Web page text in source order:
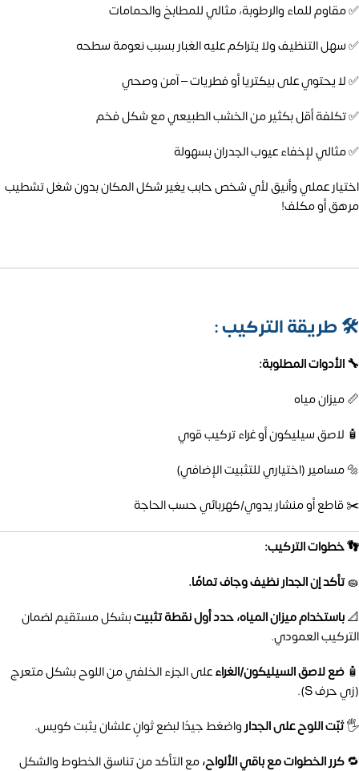
✅ مقاوم للماء والرطوبة، مثالي للمطابخ والحمامات
✅ سهل التنظيف ولا يتراكم عليه الغبار بسبب نعومة سطحه
✅ لا يحتوي على بيكتريا أو فطريات – آمن وصحي
✅ تكلفة أقل بكثير من الخشب الطبيعي مع شكل فخم
✅ مثالي لإخفاء عيوب الجدران بسهولة
اختيار عملي وأنيق لأي شخص حابب يغير شكل المكان بدون شغل تشطيب
مرهق أو مكلف!
🛠️طريقة التركيب :
🔧 الأدوات المطلوبة:
📏 ميزان مياه
🧴 لاصق سيليكون أو غراء تركيب قوي
🔩 مسامير (اختياري للتثبيت الإضافي)
✂️ قاطع أو منشار يدوي/كهربائي حسب الحاجة
👣 خطوات التركيب:
🧽تأكد إن الجدار نظيف وجاف تمامًا.
📐باستخدام ميزان المياه، حدد أول نقطة تثبيتبشكل مستقيم لضمان
التركيب العمودي.
🧴 ضع لاصق السيليكون/الغراءعلى الجزء الخلفي من اللوح بشكل متعرج
(زي حرف S).
🖐️ثبّت اللوح على الجدارواضغط جيدًا لبضع ثوانٍ علشان يثبت كويس.
🔁كرر الخطوات مع باقي الألواح،مع التأكد من تناسق الخطوط والشكل